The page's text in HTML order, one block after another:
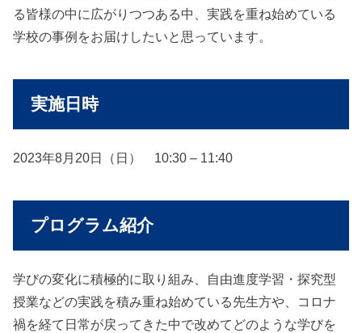
る皆様の中に広がりつつある中、実践を重ね始めている
学校の事例をお届けしたいと思っています。
実施日時
2023年8月20日（日） 10:30 – 11:40
プログラム紹介
学びの変化に積極的に取り組み、自由進度学習・探究型
授業などの実践を積み重ね始めている先生方や、コロナ
禍を経て日常が戻ってきた中で改めてどのような学びを